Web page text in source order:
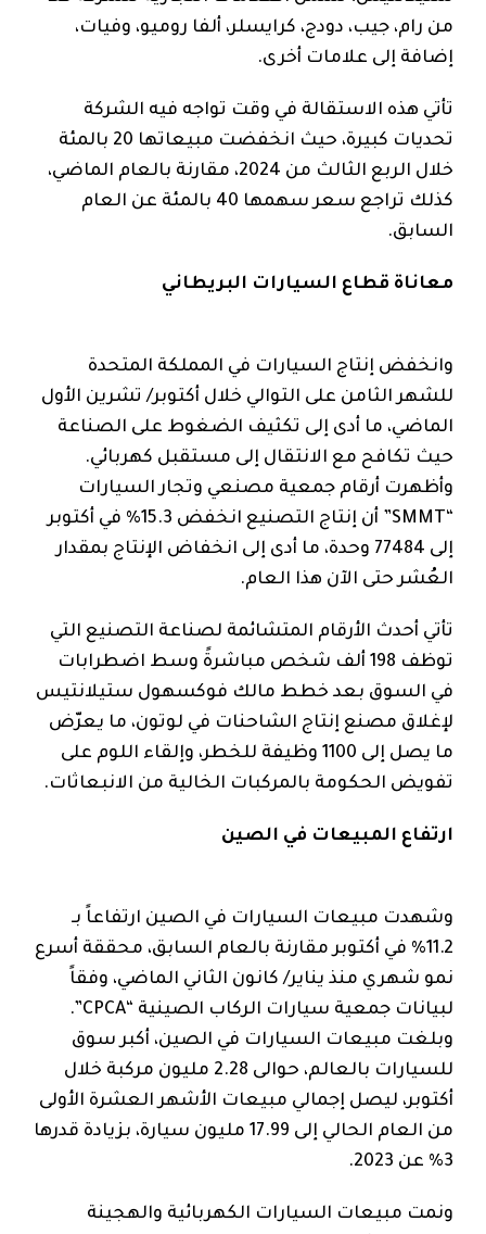
من رام، جيب، دودج، كرايسلر، ألفا روميو، وفيات،
إضافة إلى علامات أخرى.
تأتي هذه الاستقالة في وقت تواجه فيه الشركة
تحديات كبيرة، حيث انخفضت مبيعاتها 20 بالمئة
خلال الربع الثالث من 2024، مقارنة بالعام الماضي،
كذلك تراجع سعر سهمها 40 بالمئة عن العام
السابق.
معاناة قطاع السيارات البريطاني
وانخفض إنتاج السيارات في المملكة المتحدة
للشهر الثامن على التوالي خلال أكتوبر/ تشرين الأول
الماضي، ما أدى إلى تكثيف الضغوط على الصناعة
حيث تكافح مع الانتقال إلى مستقبل كهربائي.
وأظهرت أرقام جمعية مصنعي وتجار السيارات
“SMMT” أن إنتاج التصنيع انخفض 15.3% في أكتوبر
إلى 77484 وحدة، ما أدى إلى انخفاض الإنتاج بمقدار
العُشر حتى الآن هذا العام.
تأتي أحدث الأرقام المتشائمة لصناعة التصنيع التي
توظف 198 ألف شخص مباشرةً وسط اضطرابات
في السوق بعد خطط مالك فوكسهول ستيلانتيس
لإغلاق مصنع إنتاج الشاحنات في لوتون، ما يعرّض
ما يصل إلى 1100 وظيفة للخطر، وإلقاء اللوم على
تفويض الحكومة بالمركبات الخالية من الانبعاثات.
ارتفاع المبيعات في الصين
وشهدت مبيعات السيارات في الصين ارتفاعاً بـ
11.2% في أكتوبر مقارنة بالعام السابق، محققة أسرع
نمو شهري منذ يناير/ كانون الثاني الماضي، وفقاً
لبيانات جمعية سيارات الركاب الصينية “CPCA”.
وبلغت مبيعات السيارات في الصين، أكبر سوق
للسيارات بالعالم، حوالى 2.28 مليون مركبة خلال
أكتوبر، ليصل إجمالي مبيعات الأشهر العشرة الأولى
من العام الحالي إلى 17.99 مليون سيارة، بزيادة قدرها
3% عن 2023.
ونمت مبيعات السيارات الكهربائية والهجينة